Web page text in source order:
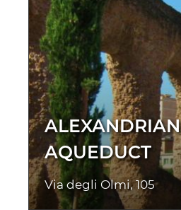
ALEXANDRIAN
AQUEDUCT
Via degli Olmi, 105